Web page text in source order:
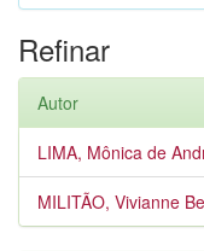
Refinar
Autor
LIMA, Mônica de
MILITÃO, Vivianne